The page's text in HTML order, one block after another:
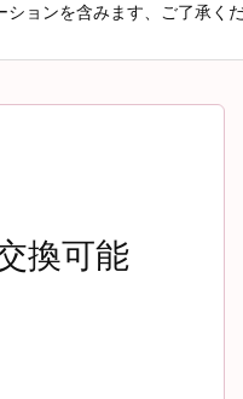
ョンを含みます、ご了承く
換可能